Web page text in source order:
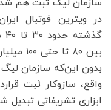
سازمان لیگ ثبت هم
در ویترین فوتبال
بین ۸۰
بدون این‌که سازمان
واقع، سازوکار ثبت
ابزاری تشریفاتی